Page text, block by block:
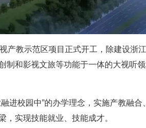
产教示范区项目正式开工，除建设浙
和影视文旅等功能于一体的大视听
进校园中”的办学理念，实施产教融合
实现技能就业、技能成才。